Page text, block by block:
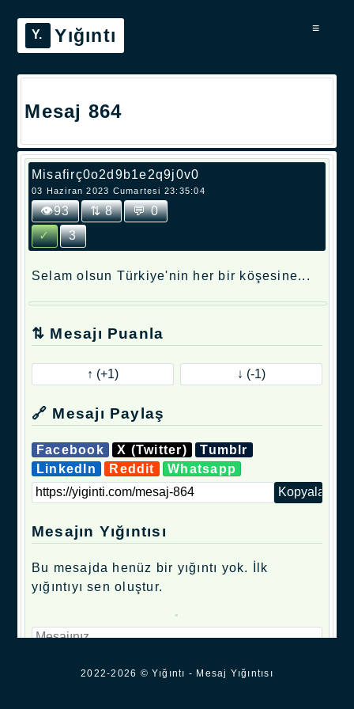
Yığıntı ≡
Mesaj 864
Misafirç0o2d9b1e2q9j0v0
03 Haziran 2023 Cumartesi 23:35:04
👁93 ⇅ 8
💬 0
✓
3
Selam olsun Türkiye'nin her bir köşesine...
⇅ Mesajı Puanla
🔗 Mesajı Paylaş
Facebook X (Twitter)
Tumblr
LinkedIn
Reddit Whatsapp
Mesajın Yığıntısı
Bu mesajda henüz bir yığıntı yok. İlk
yığıntıyı sen oluştur.
.
2022-2026 © Yığıntı - Mesaj Yığıntısı